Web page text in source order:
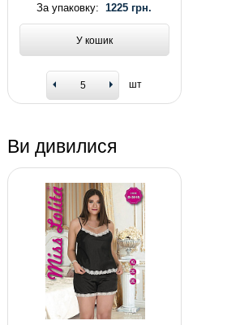
За упаковку:1225 грн.
У кошик
шт
Ви дивилися